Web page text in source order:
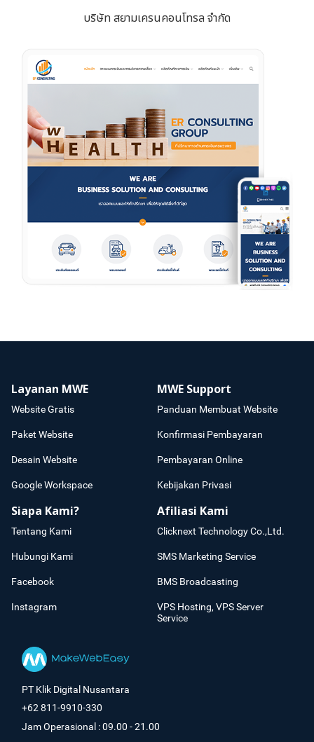
บริษัท สยามเครนคอนโทรล จำกัด
Layanan MWE
Website Gratis
Paket Website
Desain Website
Google Workspace
MWE Support
Panduan Membuat Website
Konfirmasi Pembayaran
Pembayaran Online
Kebijakan Privasi
Siapa Kami?
Tentang Kami
Hubungi Kami
Facebook
Instagram
Afiliasi Kami
Clicknext Technology Co.,Ltd.
SMS Marketing Service
BMS Broadcasting
VPS Hosting, VPS Server
Service
PT Klik Digital Nusantara
+62 811-9910-330
Jam Operasional : 09.00 - 21.00